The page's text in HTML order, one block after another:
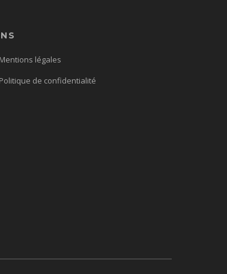
Mentions légales
Politique de confidentialité